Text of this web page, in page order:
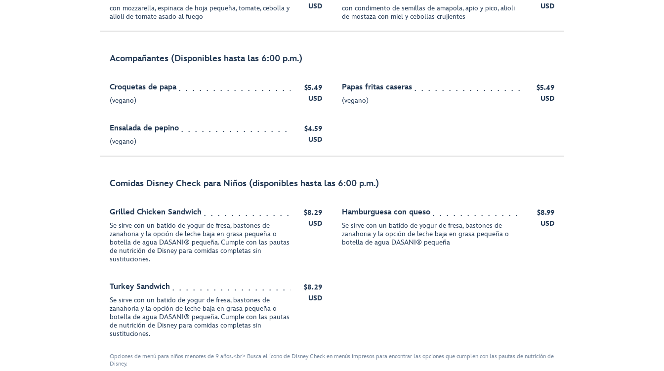
con mozzarella, espinaca de hoja pequeña, tomate, cebolla y
alioli de tomate asado al fuego
USD
con condimento de semillas de amapola, apio y pico, alioli
de mostaza con miel y cebollas crujientes
USD
Acompañantes (Disponibles hasta las 6:00 p.m.)
Croquetas de papa
(vegano)
$5.49
USD
Papas fritas caseras
(vegano)
$5.49
USD
Ensalada de pepino
(vegano)
$4.59
USD
Comidas Disney Check para Niños (disponibles hasta las 6:00 p.m.)
Grilled Chicken Sandwich
Se sirve con un batido de yogur de fresa, bastones de
zanahoria y la opción de leche baja en grasa pequeña o
botella de agua DASANI® pequeña. Cumple con las pautas
de nutrición de Disney para comidas completas sin
sustituciones.
$8.29
USD
Hamburguesa con queso
Se sirve con un batido de yogur de fresa, bastones de
zanahoria y la opción de leche baja en grasa pequeña o
botella de agua DASANI® pequeña
$8.99
USD
Turkey Sandwich
Se sirve con un batido de yogur de fresa, bastones de
zanahoria y la opción de leche baja en grasa pequeña o
botella de agua DASANI® pequeña. Cumple con las pautas
de nutrición de Disney para comidas completas sin
sustituciones.
$8.29
USD
Opciones de menú para niños menores de 9 años.<br> Busca el ícono de Disney Check en menús impresos para encontrar las opciones que cumplen con las pautas de nutrición de
Disney.